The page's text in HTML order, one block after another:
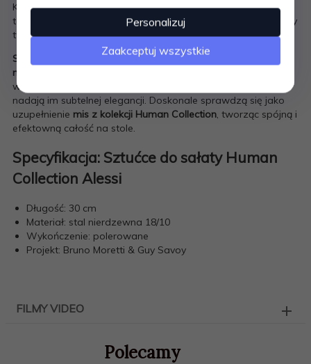
Kształt naczyń nawiązuje dosymbolu serca, co podkreśla, że
to właśnie miłość do jedzenia była fundamentem współpracy
twórców, owocując powstaniem tak wyjątkowej linii.
Sztućce do sałaty
wykonane zostały zpolerowanej stali
nierdzewnej 18/10
wąskie uchwyty oraz lekko zaokrąglone miseczki, które
nadają im subtelnej elegancji. Doskonale sprawdzą się jako
uzupełnienie mis z kolekcji Human Collection, tworząc spójną i
efektowną całość na stole.
Specyfikacja: Sztućce do sałaty Human
Collection Alessi
Długość: 30 cm
Materiał: stal nierdzewna 18/10
Wykończenie: polerowane
Projekt: Bruno Moretti & Guy Savoy
FILMY VIDEO
Polecamy
Personalizuj
Zaakceptuj wszystkie